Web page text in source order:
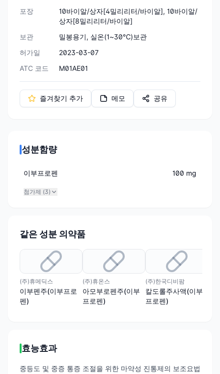
포장
10바이알/상자[4밀리리터/바이알], 10바이알/
상자[8밀리리터/바이알]
보관
밀봉용기, 실온(1~30℃)보관
허가일
2023-03-07
ATC 코드
M01AE01
즐겨찾기 추가 메모 공유
성분함량
이부프로펜 100 mg
첨가제 (3)
같은 성분 의약품
(주)휴메딕스
이부펜주(이부프로
펜)
(주)휴온스
아모부로펜주(이부
프로펜)
(주)한국디비팜
칼도롤주사액(이부
프로펜)
효능효과
중등도 및 중증 통증 조절을 위한 마약성 진통제의 보조요법